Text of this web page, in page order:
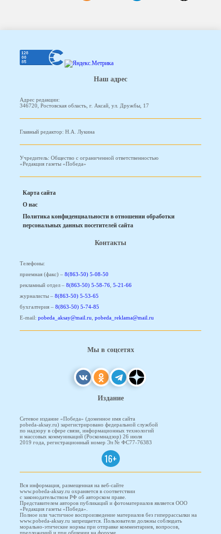
Наш адрес
Адрес редакции:
346720, Ростовская область, г. Аксай, ул. Дружбы, 17
Главный редактор: Н.А. Лукина
Учредитель: Общество с ограниченной ответственностью
«Редакция газеты «Победа»
Карта сайта
О нас
Политика конфиденциальности в отношении обработки
персональных данных посетителей сайта
Контакты
Телефоны:
приемная (факс) – 8(863-50) 5-08-50
рекламный отдел – 8(863-50) 5-58-76, 5-21-66
журналисты – 8(863-50) 5-53-65
бухгалтерия – 8(863-50) 5-74-85
E-mail: pobeda_aksay@mail.ru, pobeda_reklama@mail.ru
Мы в соцсетях
Издание
Сетевое издание «Победа» (доменное имя сайта
pobeda-aksay.ru) зарегистрировано федеральной службой
по надзору в сфере связи, информационных технологий
и массовых коммуникаций (Роскомнадзор) 26 июля
2019 года, регистрационный номер Эл № ФС77-76383
16+
Вся информация, размещенная на веб-сайте
www.pobeda-aksay.ru охраняется в соответствии
с законодательством РФ об авторском праве.
Представителем авторов публикаций и фотоматериалов является ООО
«Редакция газеты «Победа».
Полное или частичное воспроизведение материалов без гиперрассылки на
www.pobeda-aksay.ru запрещается. Пользователи должны соблюдать
морально-этические нормы при отправке комментариев, вопросов,
предложений и при общении на форуме